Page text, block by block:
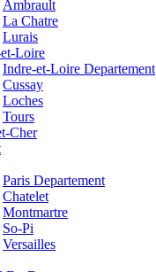
Ambrault
La Chatre
Lurais
Loire
Indre-et-Loire Departement
Cussay
Loches
Tours
Cher
Paris Departement
Chatelet
Montmartre
So-Pi
Versailles